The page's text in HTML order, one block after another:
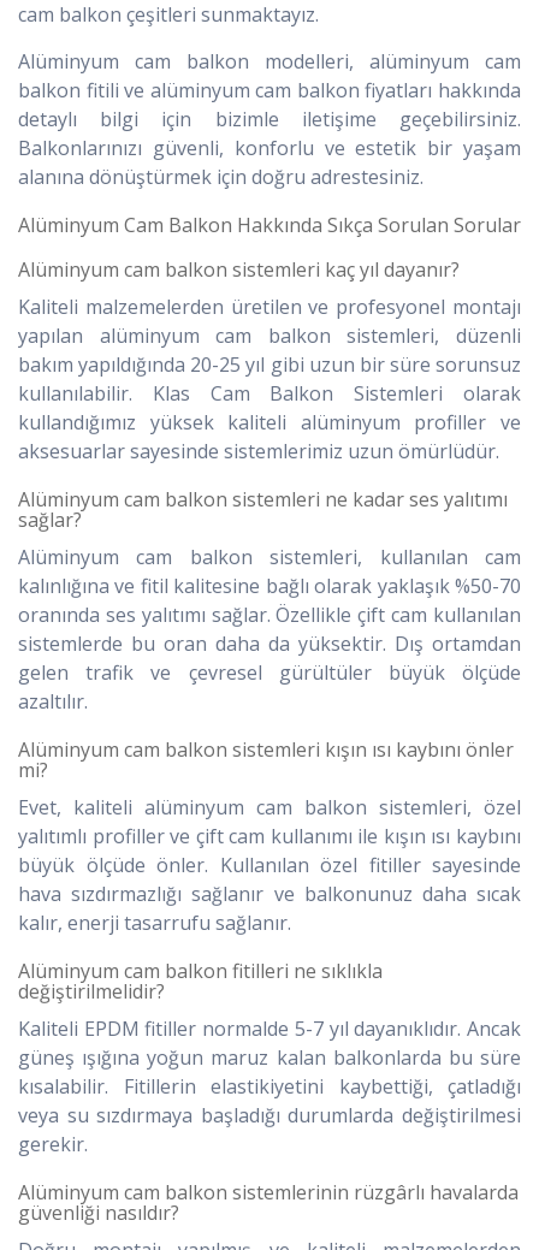
cam balkon çeşitleri sunmaktayız.
Alüminyum cam balkon modelleri, alüminyum cam
balkon fitili ve alüminyum cam balkon fiyatları hakkında
detaylı bilgi için bizimle iletişime geçebilirsiniz.
Balkonlarınızı güvenli, konforlu ve estetik bir yaşam
alanına dönüştürmek için doğru adrestesiniz.
Alüminyum Cam Balkon Hakkında Sıkça Sorulan Sorular
Alüminyum cam balkon sistemleri kaç yıl dayanır?
Kaliteli malzemelerden üretilen ve profesyonel montajı
yapılan alüminyum cam balkon sistemleri, düzenli
bakım yapıldığında 20-25 yıl gibi uzun bir süre sorunsuz
kullanılabilir. Klas Cam Balkon Sistemleri olarak
kullandığımız yüksek kaliteli alüminyum profiller ve
aksesuarlar sayesinde sistemlerimiz uzun ömürlüdür.
Alüminyum cam balkon sistemleri ne kadar ses yalıtımı
sağlar?
Alüminyum cam balkon sistemleri, kullanılan cam
kalınlığına ve fitil kalitesine bağlı olarak yaklaşık %50-70
oranında ses yalıtımı sağlar. Özellikle çift cam kullanılan
sistemlerde bu oran daha da yüksektir. Dış ortamdan
gelen trafik ve çevresel gürültüler büyük ölçüde
azaltılır.
Alüminyum cam balkon sistemleri kışın ısı kaybını önler
mi?
Evet, kaliteli alüminyum cam balkon sistemleri, özel
yalıtımlı profiller ve çift cam kullanımı ile kışın ısı kaybını
büyük ölçüde önler. Kullanılan özel fitiller sayesinde
hava sızdırmazlığı sağlanır ve balkonunuz daha sıcak
kalır, enerji tasarrufu sağlanır.
Alüminyum cam balkon fitilleri ne sıklıkla
değiştirilmelidir?
Kaliteli EPDM fitiller normalde 5-7 yıl dayanıklıdır. Ancak
güneş ışığına yoğun maruz kalan balkonlarda bu süre
kısalabilir. Fitillerin elastikiyetini kaybettiği, çatladığı
veya su sızdırmaya başladığı durumlarda değiştirilmesi
gerekir.
Alüminyum cam balkon sistemlerinin rüzgârlı havalarda
güvenliği nasıldır?